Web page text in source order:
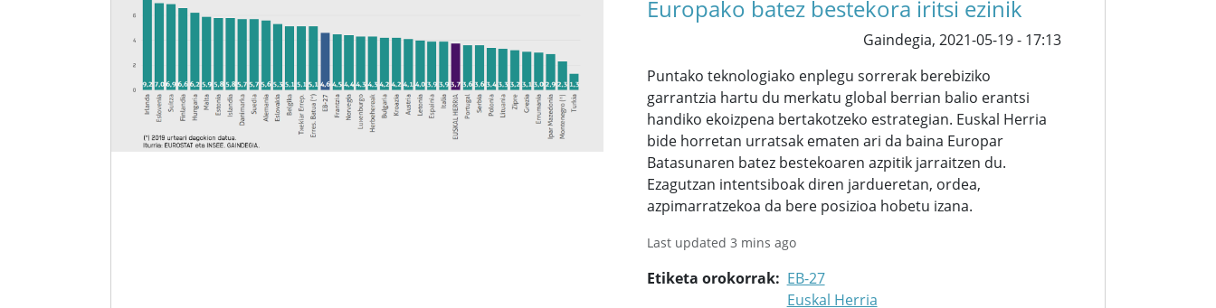
Europako batez bestekora iritsi ezinik
Gaindegia, 2021-05-19 - 17:13
Puntako teknologiako enplegu sorrerak berebiziko
garrantzia hartu du merkatu global berrian balio erantsi
handiko ekoizpena bertakotzeko estrategian. Euskal Herria
bide horretan urratsak ematen ari da baina Europar
Batasunaren batez bestekoaren azpitik jarraitzen du.
Ezagutzan intentsiboak diren jardueretan, ordea,
azpimarratzekoa da bere posizioa hobetu izana.
Last updated 3 mins ago
Etiketa orokorrak
EB-27
Euskal Herria